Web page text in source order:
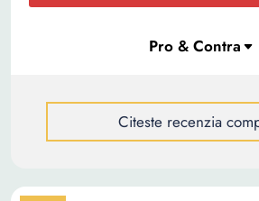
Citeste recenzia